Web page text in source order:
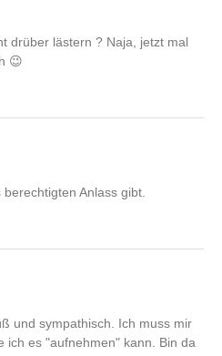
drüber lästern ? Naja, jetzt mal
😉
Anlass gibt.
und sympathisch. Ich muss mir
ich es "aufnehmen" kann. Bin da